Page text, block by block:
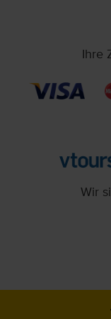
Ihre
Wir